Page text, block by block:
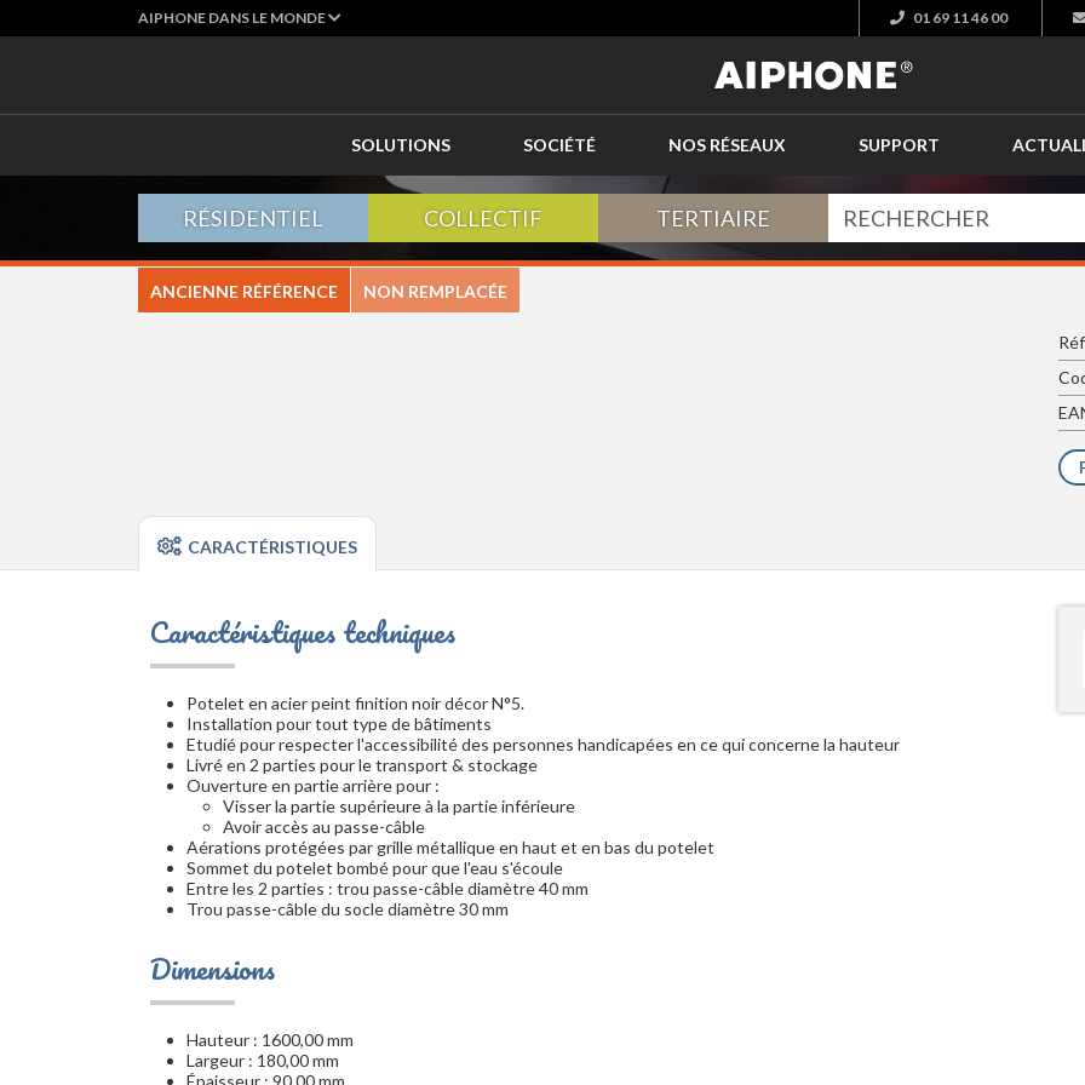
AIPHONE DANS LE MONDE 01 69 11 46 00
SOLUTIONS SOCIÉTÉ NOS RÉSEAUX SUPPORT
RÉSIDENTIEL COLLECTIF TERTIAIRE
ANCIENNE RÉFÉRENCE NON REMPLACÉE
CARACTÉRISTIQUES
Caractéristiques techniques
Potelet en acier peint finition noir décor N°5.
Installation pour tout type de bâtiments
Etudié pour respecter l'accessibilité des personnes handicapées en ce qui concerne la hauteur
Livré en 2 parties pour le transport & stockage
Ouverture en partie arrière pour :
Visser la partie supérieure à la partie inférieure
Avoir accès au passe-câble
Aérations protégées par grille métallique en haut et en bas du potelet
Sommet du potelet bombé pour que l'eau s'écoule
Entre les 2 parties : trou passe-câble diamètre 40 mm
Trou passe-câble du socle diamètre 30 mm
Dimensions
Hauteur : 1600,00 mm
Largeur : 180,00 mm
Épaisseur : 90,00 mm